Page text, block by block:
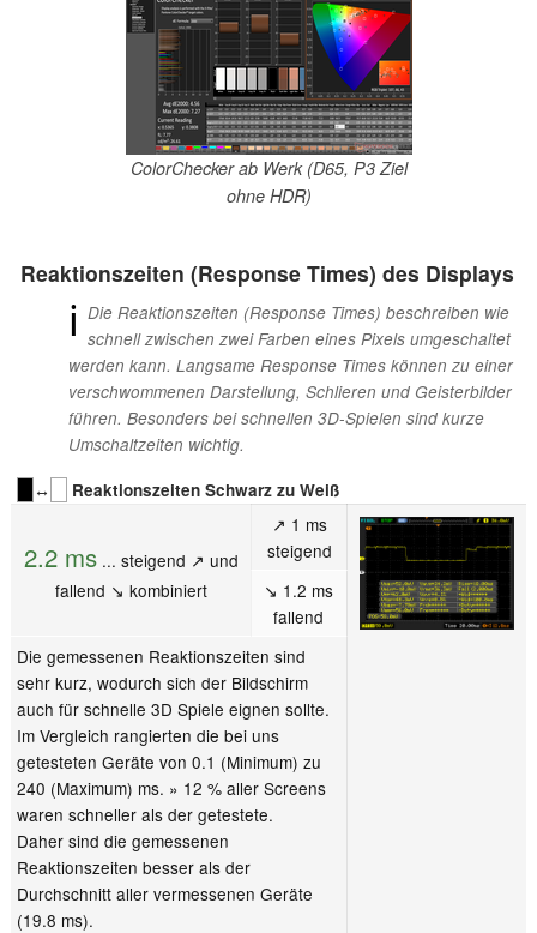
ColorChecker ab Werk (D65, P3 Ziel
ohne HDR)
Reaktionszeiten (Response Times) des Displays
ℹ Die Reaktionszeiten (Response Times) beschreiben wie
schnell zwischen zwei Farben eines Pixels umgeschaltet
werden kann. Langsame Response Times können zu einer
verschwommenen Darstellung, Schlieren und Geisterbilder
führen. Besonders bei schnellen 3D-Spielen sind kurze
Umschaltzeiten wichtig.
↔
Reaktionszeiten Schwarz zu Weiß
2.2 ms... steigend ↗ und
fallend ↘ kombiniert
↗ 1 ms
steigend
↘ 1.2 ms
fallend
Die gemessenen Reaktionszeiten sind
sehr kurz, wodurch sich der Bildschirm
auch für schnelle 3D Spiele eignen sollte.
Im Vergleich rangierten die bei uns
getesteten Geräte von 0.1 (Minimum) zu
240 (Maximum) ms. » 12 % aller Screens
waren schneller als der getestete.
Daher sind die gemessenen
Reaktionszeiten besser als der
Durchschnitt aller vermessenen Geräte
(19.8 ms).